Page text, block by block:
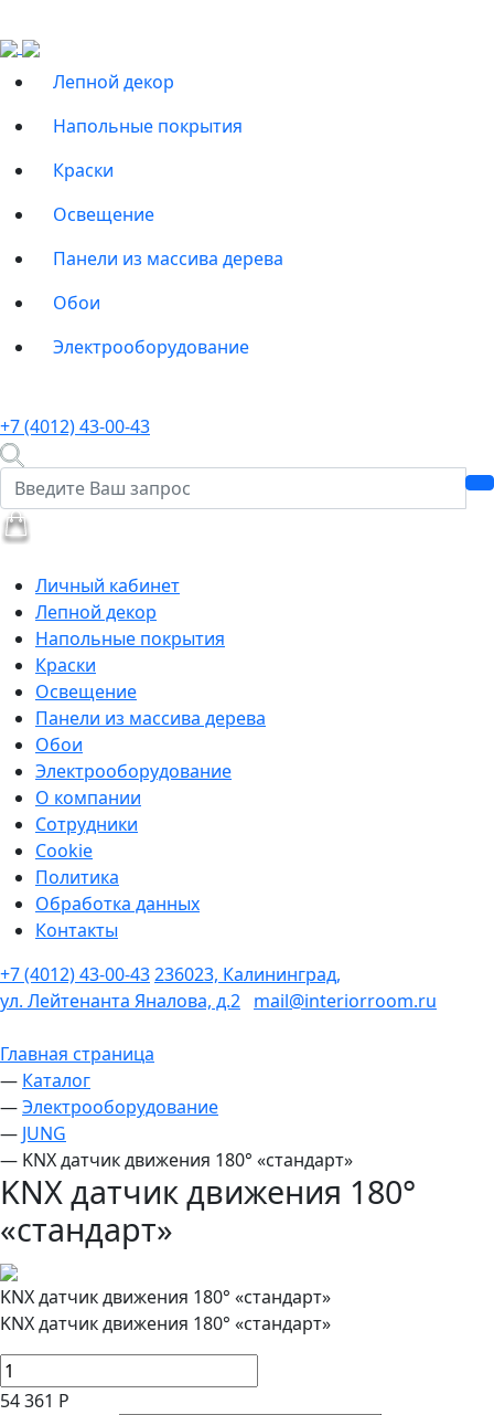
Лепной декор
Напольные покрытия
Краски
Освещение
Панели из массива дерева
Обои
Электрооборудование
+7 (4012) 43-00-43
Личный кабинет
Лепной декор
Напольные покрытия
Краски
Освещение
Панели из массива дерева
Обои
Электрооборудование
О компании
Сотрудники
Cookie
Политика
Обработка данных
Контакты
+7 (4012) 43-00-43236023, Калининград,
ул. Лейтенанта Яналова, д.2 mail@interiorroom.ru
Главная страница
— Каталог
—Электрооборудование
— JUNG
— KNX датчик движения 180° «стандарт»
KNX датчик движения 180°
«стандарт»
KNX датчик движения 180° «стандарт»
KNX датчик движения 180° «стандарт»
54 361 Р